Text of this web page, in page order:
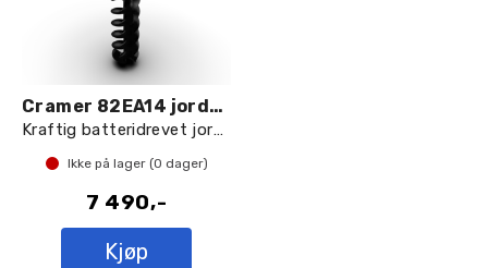
Cramer 82EA14 jordbor
Kraftig batteridrevet jordbor
Ikke på lager (0 dager)
7 490,-
Kjøp